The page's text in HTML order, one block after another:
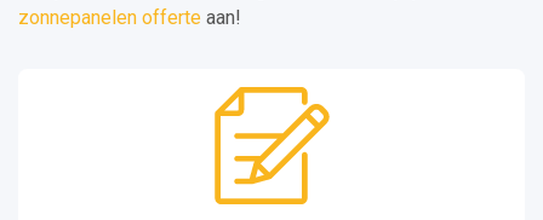
zonnepanelen offerte aan!